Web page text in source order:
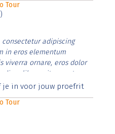
Tour
adipiscing
in eros elementum
viverra ornare, eros dolor
diam libero vitae erat.
cursus id rutrum lorem
je in voor jouw proefrit
Tour